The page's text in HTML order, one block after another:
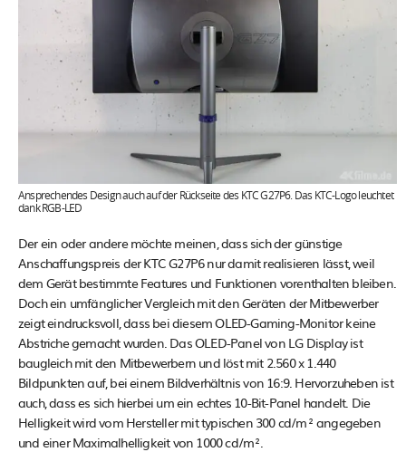
Ansprechendes Design auch auf der Rückseite des KTC G27P6. Das KTC-Logo leuchtet
dank RGB-LED
Der ein oder andere möchte meinen, dass sich der günstige
Anschaffungspreis der KTC G27P6 nur damit realisieren lässt, weil
dem Gerät bestimmte Features und Funktionen vorenthalten bleiben.
Doch ein umfänglicher Vergleich mit den Geräten der Mitbewerber
zeigt eindrucksvoll, dass bei diesem OLED-Gaming-Monitor keine
Abstriche gemacht wurden. Das OLED-Panel von LG Display ist
baugleich mit den Mitbewerbern und löst mit 2.560 x 1.440
Bildpunkten auf, bei einem Bildverhältnis von 16:9. Hervorzuheben ist
auch, dass es sich hierbei um ein echtes 10-Bit-Panel handelt. Die
Helligkeit wird vom Hersteller mit typischen 300 cd/m² angegeben
und einer Maximalhelligkeit von 1000 cd/m².